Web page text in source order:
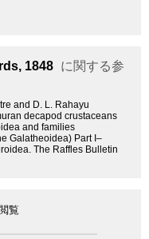
1848 に関する参
and D. L. Rahayu
decapod crustaceans
and families
Galatheoidea) Part I–
The Raffles Bulletin
覧